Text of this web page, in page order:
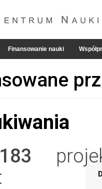
Finansowanie nauki
183